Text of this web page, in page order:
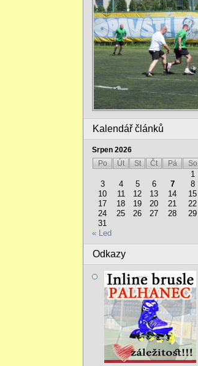
Kalendář článků
Srpen 2026
Po
Út St Čt Pá So
1
3
4 5 6 7 8
10
11 12 13 14 15
17
18 19 20 21 22
24
25 26 27 28 29
31
« Led
Odkazy